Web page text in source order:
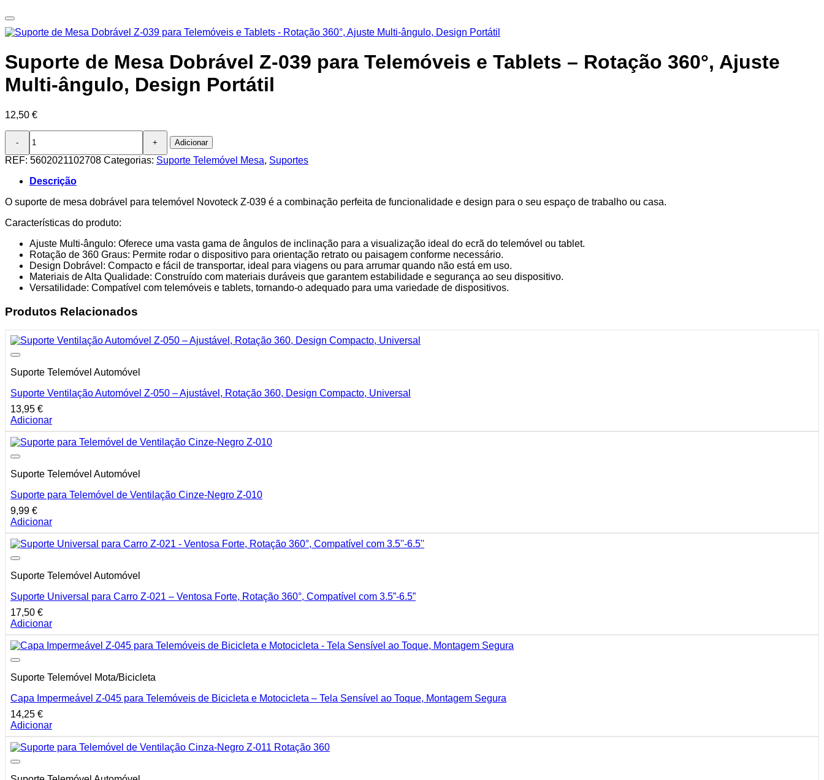
Suporte de Mesa Dobrável Z-039 para Telemóveis e Tablets – Rotação 360°, Ajuste
Multi-ângulo, Design Portátil
12,50 €
Quantidade
Suporte
Mesa
Z-
para
Tablets
Rotação
360°,
Multi-
Design
Portátil
Adicionar
REF: 5602021102708 Categorias: Suporte Telemóvel Mesa, Suportes
Descrição
O suporte de mesa dobrável para telemóvel Novoteck Z-039 é a combinação perfeita de funcionalidade e design para o seu espaço de trabalho ou casa.
Características do produto:
Ajuste Multi-ângulo: Oferece uma vasta gama de ângulos de inclinação para a visualização ideal do ecrã do telemóvel ou tablet.
Rotação de 360 Graus: Permite rodar o dispositivo para orientação retrato ou paisagem conforme necessário.
Design Dobrável: Compacto e fácil de transportar, ideal para viagens ou para arrumar quando não está em uso.
Materiais de Alta Qualidade: Construído com materiais duráveis que garantem estabilidade e segurança ao seu dispositivo.
Versatilidade: Compatível com telemóveis e tablets, tornando-o adequado para uma variedade de dispositivos.
Produtos Relacionados
Suporte Telemóvel Automóvel
Suporte Ventilação Automóvel Z-050 – Ajustável, Rotação 360, Design Compacto, Universal
13,95 €
Adicionar
Suporte Telemóvel Automóvel
Suporte para Telemóvel de Ventilação Cinze-Negro Z-010
9,99 €
Adicionar
Suporte Telemóvel Automóvel
Suporte Universal para Carro Z-021 – Ventosa Forte, Rotação 360°, Compatível com 3.5”-6.5”
17,50 €
Adicionar
Suporte Telemóvel Mota/Bicicleta
Capa Impermeável Z-045 para Telemóveis de Bicicleta e Motocicleta – Tela Sensível ao Toque, Montagem Segura
14,25 €
Adicionar